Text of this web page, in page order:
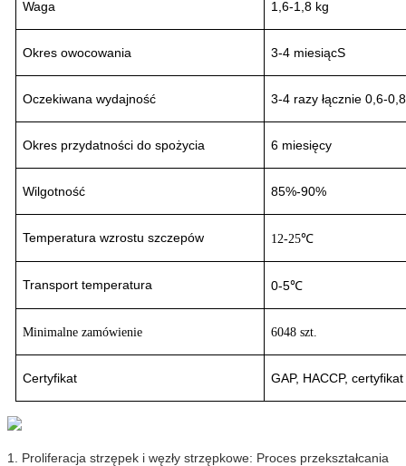
Waga 1,6-1,8 kg
Okres owocowania 3-4 miesiącS
Oczekiwana wydajność 3-4 razy łącznie 0,6-
Okres przydatności do spożycia 6 miesięcy
Wilgotność 85%-90%
Temperatura wzrostu szczepów 12-25℃
Transport temperatura 0-5℃
Minimalne zamówienie 6048 szt.
Certyfikat GAP, HACCP,
1. Proliferacja strzępek i węzły strzępkowe: Proces przekształcania